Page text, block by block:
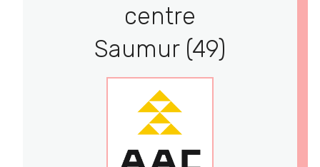
centre
Saumur (49)